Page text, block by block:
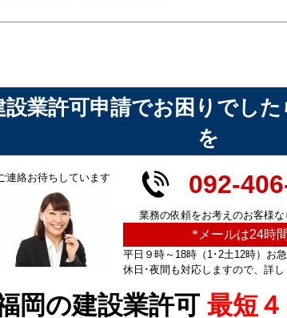
設業許可申請でお困りでし
を
連絡お待ちしています 092-
業務の依頼をお考えのお客様
* メールは24時
平日９時～18時（1･2土12時）お
休日･夜間も対応しますので、詳し
岡の建設業許可 最短